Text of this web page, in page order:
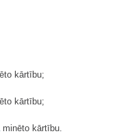
kārtību;
kārtību;
minēto kārtību.